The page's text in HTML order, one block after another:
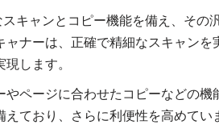
キャンとコピー機能を備え、その
ナーは、正確で精細なスキャン
します。
ページに合わせたコピーなどの
ており、さらに利便性を高めてい